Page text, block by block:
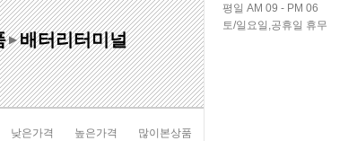
모비스]경동 모음전
엔진용품
왁스코팅용품
트렁크쇼바
본넷쇼바
테일램프[후미등/후데루]
평일 AM 09 - PM 06
토/일요일,공휴일 휴무
▶ 배터리터미널
낮은가격 높은가격 많이본상품